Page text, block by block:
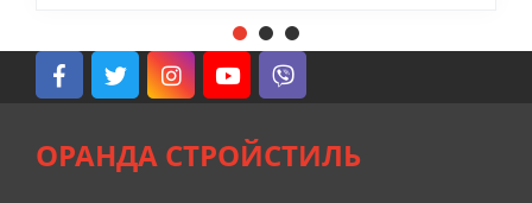
ОРАНДА СТРОЙСТИЛЬ